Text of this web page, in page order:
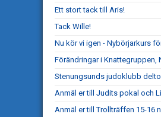
Ett stort tack till Aris!
Tack Wille!
Nu kör vi igen - Nybörjarkurs
Förändringar i
Stenungsunds judoklubb
Anmäl er till Judits pokal och
Anmäl er till Trollträffen 15-16